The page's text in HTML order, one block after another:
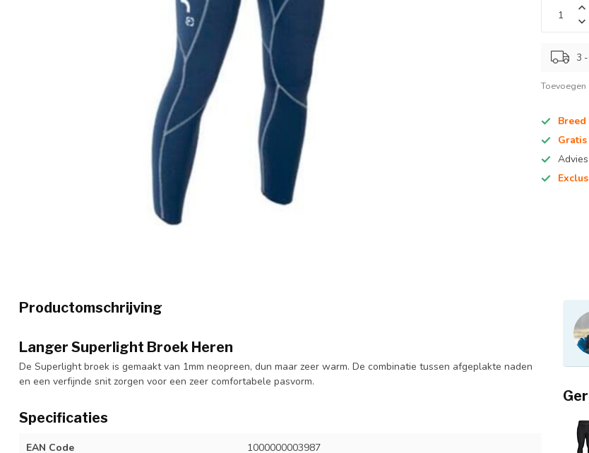
3
Breed
Productomschrijving
Langer Superlight Broek Heren
De Superlight broek is gemaakt van 1mm neopreen, dun maar zeer warm. De combinatie tussen afgeplakte naden
en een verfijnde snit zorgen voor een zeer comfortabele pasvorm.
Specificaties
EAN Code 1000000003987